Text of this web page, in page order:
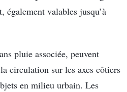
également valables jusqu’à
pluie associée, peuvent
circulation sur les axes côtiers
en milieu urbain. Les